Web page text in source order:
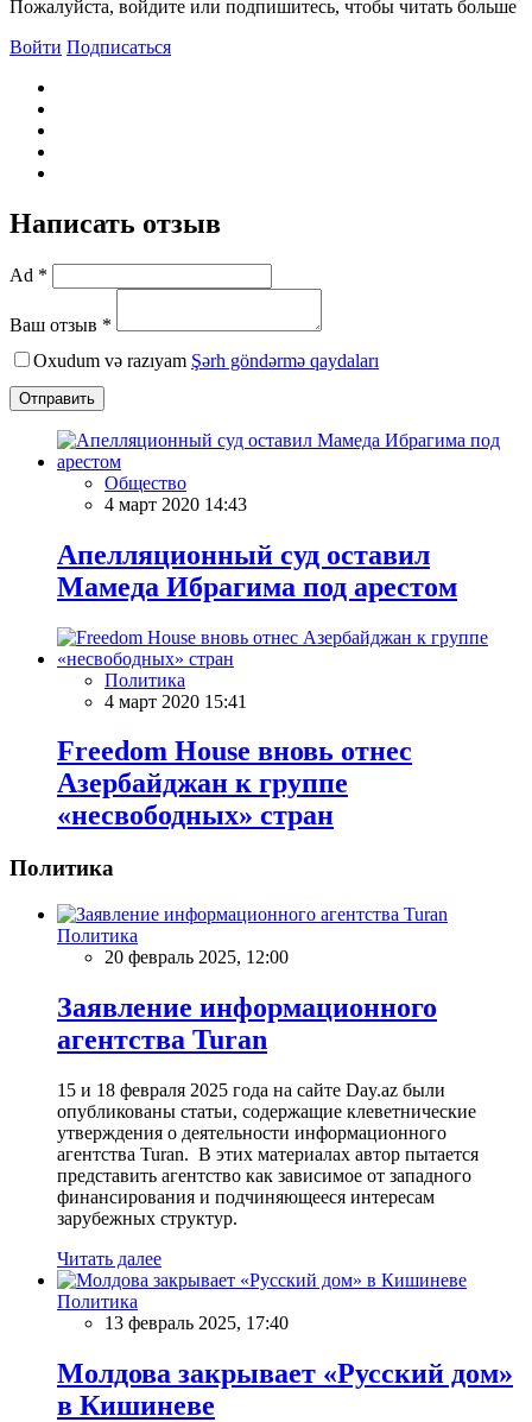
Пожалуйста, войдите или подпишитесь, чтобы читать больше
Войти Подписаться
Написать отзыв
Ad *
Ваш отзыв *
Oxudum və razıyam Şərh göndərmə qaydaları
Отправить
Общество
4 март 2020 14:43
Апелляционный суд оставил
Мамеда Ибрагима под арестом
Политика
4 март 2020 15:41
Freedom House вновь отнес
Азербайджан к группе
«несвободных» стран
Политика
Политика
20 февраль 2025, 12:00
Заявление информационного
агентства Turan
15 и 18 февраля 2025 года на сайте Day.az были
опубликованы статьи, содержащие клеветнические
утверждения о деятельности информационного
агентства Turan. В этих материалах автор пытается
представить агентство как зависимое от западного
финансирования и подчиняющееся интересам
зарубежных структур.
Читать далее
Политика
13 февраль 2025, 17:40
Молдова закрывает «Русский дом»
в Кишиневе